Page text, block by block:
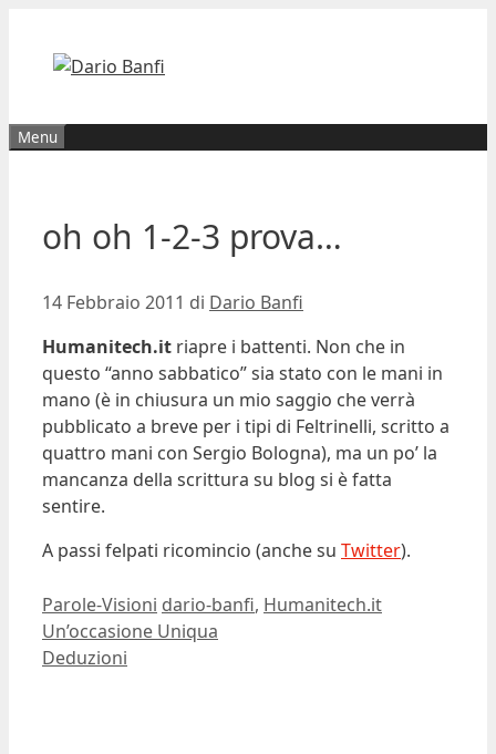
contenuto
Menu
oh oh 1-2-3 prova…
14 Febbraio 2011 di Dario Banfi
Humanitech.it riapre i battenti. Non che in
questo “anno sabbatico” sia stato con le mani in
mano (è in chiusura un mio saggio che verrà
pubblicato a breve per i tipi di Feltrinelli, scritto a
quattro mani con Sergio Bologna), ma un po’ la
mancanza della scrittura su blog si è fatta
sentire.
A passi felpati ricomincio (anche su Twitter).
Categorie
Parole-Visioni Tag
dario-banfi, Humanitech.it
Un’occasione Uniqua
Deduzioni